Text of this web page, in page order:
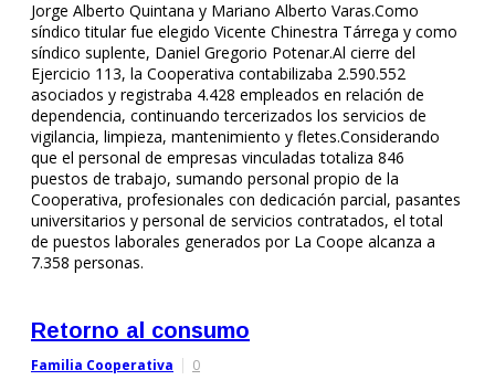
Jorge Alberto Quintana y Mariano Alberto Varas.Como
síndico titular fue elegido Vicente Chinestra Tárrega y como
síndico suplente, Daniel Gregorio Potenar.Al cierre del
Ejercicio 113, la Cooperativa contabilizaba 2.590.552
asociados y registraba 4.428 empleados en relación de
dependencia, continuando tercerizados los servicios de
vigilancia, limpieza, mantenimiento y fletes.Considerando
que el personal de empresas vinculadas totaliza 846
puestos de trabajo, sumando personal propio de la
Cooperativa, profesionales con dedicación parcial, pasantes
universitarios y personal de servicios contratados, el total
de puestos laborales generados por La Coope alcanza a
7.358 personas.
Retorno al consumo
Familia Cooperativa 0